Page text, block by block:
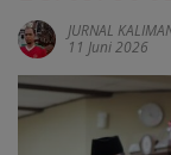
JURNAL
11 Juni 2026